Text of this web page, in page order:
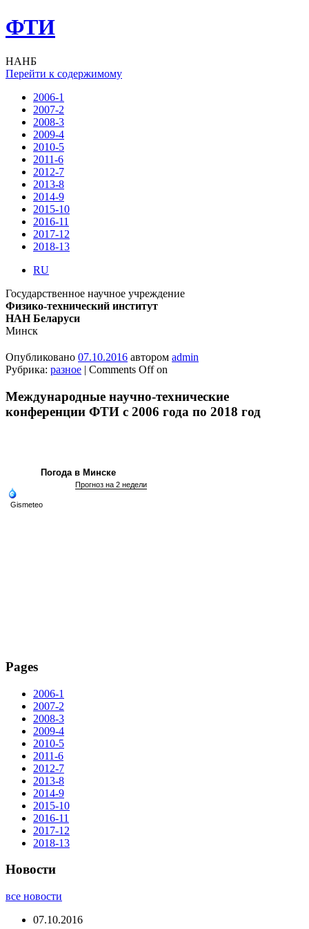
ФТИ
НАНБ
Перейти к содержимому
2006-1
2007-2
2008-3
2009-4
2010-5
2011-6
2012-7
2013-8
2014-9
2015-10
2016-11
2017-12
2018-13
RU
Государственное научное учреждение
Физико-технический институт
НАН Беларуси
Минск
Опубликовано 07.10.2016 автором admin
Рубрика: разное | Comments Offon
Международные научно-технические
конференции ФТИ с 2006 года по 2018 год
Погода в Минске
Gismeteo
Прогноз на 2 недели
Pages
2006-1
2007-2
2008-3
2009-4
2010-5
2011-6
2012-7
2013-8
2014-9
2015-10
2016-11
2017-12
2018-13
Новости
все новости
07.10.2016